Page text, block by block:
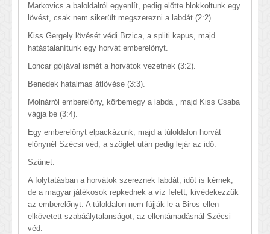
Markovics a baloldalról egyenlít, pedig előtte blokkoltunk egy
lövést, csak nem sikerült megszerezni a labdát (2:2).
Kiss Gergely lövését védi Brzica, a spliti kapus, majd
hatástalanítunk egy horvát emberelőnyt.
Loncar góljával ismét a horvátok vezetnek (3:2).
Benedek hatalmas átlövése (3:3).
Molnárról emberelőny, körbemegy a labda , majd Kiss Csaba
vágja be (3:4).
Egy emberelőnyt elpackázunk, majd a túloldalon horvát
előnynél Szécsi véd, a szöglet után pedig lejár az idő.
Szünet.
A folytatásban a horvátok szereznek labdát, időt is kérnek,
de a magyar játékosok repkednek a víz felett, kivédekezzük
az emberelőnyt. A túloldalon nem fújják le a Biros ellen
elkövetett szabáálytalanságot, az ellentámadásnál Szécsi
véd.